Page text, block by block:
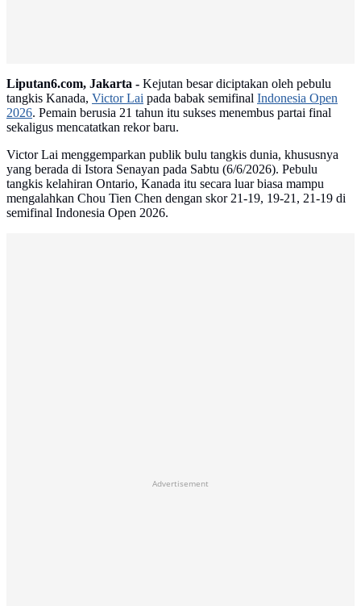
Liputan6.com, Jakarta - Kejutan besar diciptakan oleh pebulu
tangkis Kanada, Victor Lai pada babak semifinal Indonesia Open
2026. Pemain berusia 21 tahun itu sukses menembus partai final
sekaligus mencatatkan rekor baru.
Victor Lai menggemparkan publik bulu tangkis dunia, khususnya
yang berada di Istora Senayan pada Sabtu (6/6/2026). Pebulu
tangkis kelahiran Ontario, Kanada itu secara luar biasa mampu
mengalahkan Chou Tien Chen dengan skor 21-19, 19-21, 21-19 di
semifinal Indonesia Open 2026.
Advertisement